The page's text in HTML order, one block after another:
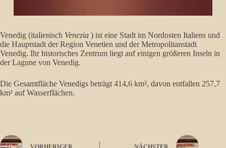
Venedig (italienisch Venezia ) ist eine Stadt im Nordosten Italiens und
die Hauptstadt der Region Venetien und der Metropolitanstadt
Venedig. Ihr historisches Zentrum liegt auf einigen größeren Inseln in
der Lagune von Venedig.
Die Gesamtfläche Venedigs beträgt 414,6 km², davon entfallen 257,7
km² auf Wasserflächen.